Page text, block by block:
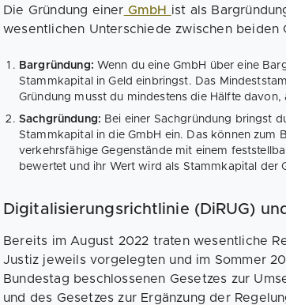
Die Gründung einer GmbH ist als
wesentlichen Unterschiede zwischen beiden
Bargründung: Wenn du eine GmbH über eine
Stammkapital in Geld einbringst. Das
Gründung musst du mindestens die Hälfte davon,
Sachgründung: Bei einer Sachgründung bringst
Stammkapital in die GmbH ein. Das können zum
verkehrsfähige Gegenstände mit einem
bewertet und ihr Wert wird als Stammkapital der
Digitalisierungsrichtlinie (DiRUG)
Bereits im August 2022 traten wesentliche
Justiz jeweils vorgelegten und im Sommer
Bundestag beschlossenen Gesetzes zur
und des Gesetzes zur Ergänzung der